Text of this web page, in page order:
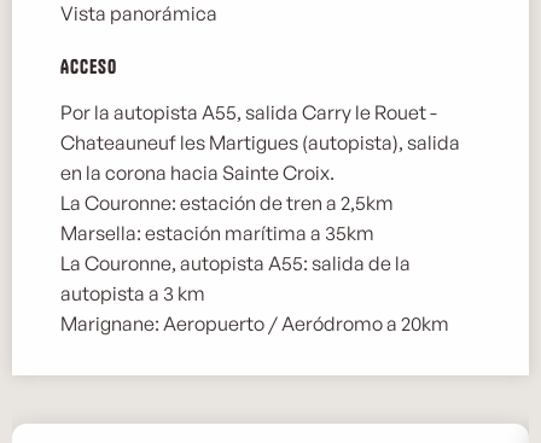
Vista panorámica
Acceso
Acceso
Por la autopista A55, salida Carry le Rouet -
Chateauneuf les Martigues (autopista), salida
en la corona hacia Sainte Croix.
La Couronne: estación de tren a 2,5km
Marsella: estación marítima a 35km
La Couronne, autopista A55: salida de la
autopista a 3 km
Marignane: Aeropuerto / Aeródromo a 20km